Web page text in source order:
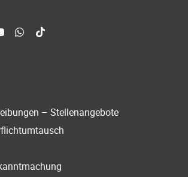
– Stellenangebote